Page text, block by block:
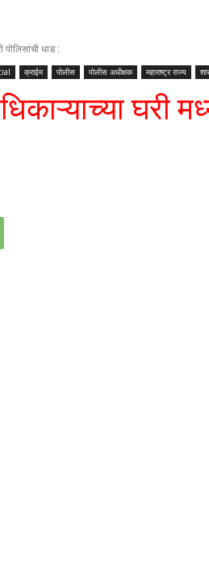
पोलिसांची धाड :
क्राईम पोलीस पोलीस अधीक्षक महाराष्ट्र राज्य
घरी